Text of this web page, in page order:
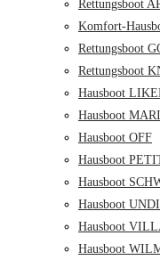
Rettungsboot
Komfort-
Rettungsboot
Rettungsboot
Hausboot
Hausboot
Hausboot OFF
Hausboot
Hausboot
Hausboot
Hausboot
Hausboot